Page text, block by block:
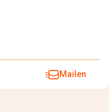
Mailen